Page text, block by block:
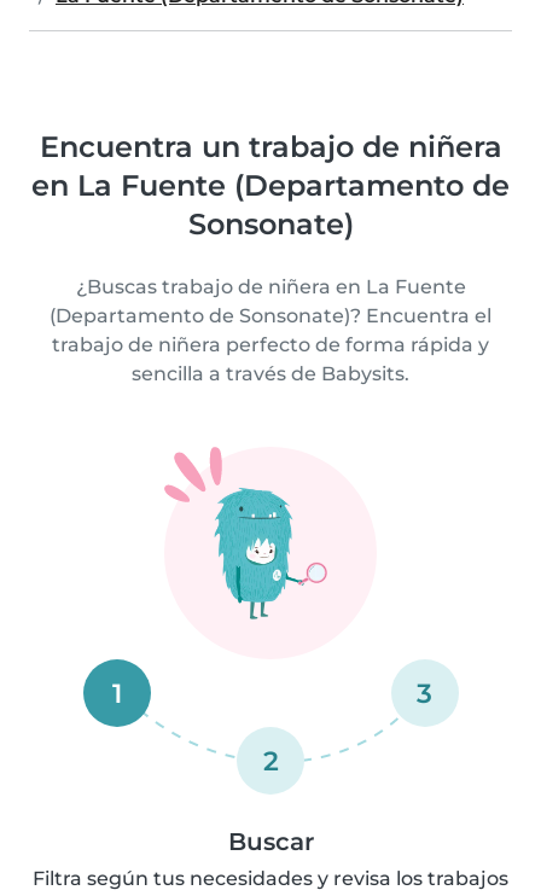
Encuentra un trabajo de niñera
en La Fuente (Departamento de
Sonsonate)
¿Buscas trabajo de niñera en La Fuente
(Departamento de Sonsonate)? Encuentra el
trabajo de niñera perfecto de forma rápida y
sencilla a través de Babysits.
1
2
3
Buscar
Filtra según tus necesidades y revisa los trabajos